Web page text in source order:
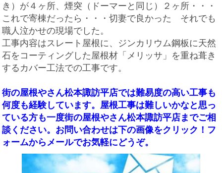
き）が４ヶ所、煙突（ドーマーと同じ）２ヶ所・・・
これで寄棟だったら・・・切妻で良かった それでも
職人泣かせの現場でした。
工事内容はスレート屋根に、ジンカリウム鋼板に天然
石をコーティングした屋根材「メリッサ」を重ね葺き
するカバー工法での工事です。
街の屋根やさん松本諏訪平店では難易度の高い工事も
何度も経験しています。屋根工事は難しいかなと思っ
ている方も一度街の屋根やさん松本諏訪平店までご相
談ください。お問い合わせは下の画像をクリック！フ
ォームからメールでお気軽にどうぞ。